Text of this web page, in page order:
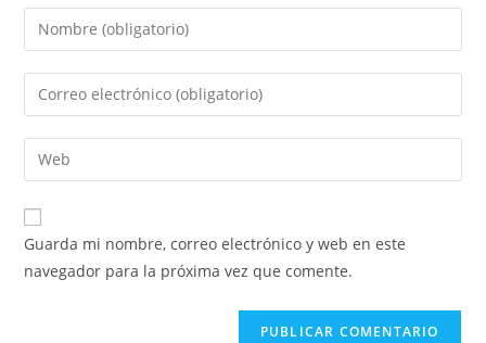
Guarda mi nombre, correo electrónico y web en este
navegador para la próxima vez que comente.